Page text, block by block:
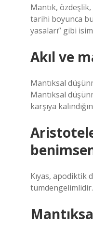
Mantık,
tarihi boyunca
yasaları” gibi
Akıl ve
Mantıksal
Mantıksal
karşıya
Kıyas, apodiktik